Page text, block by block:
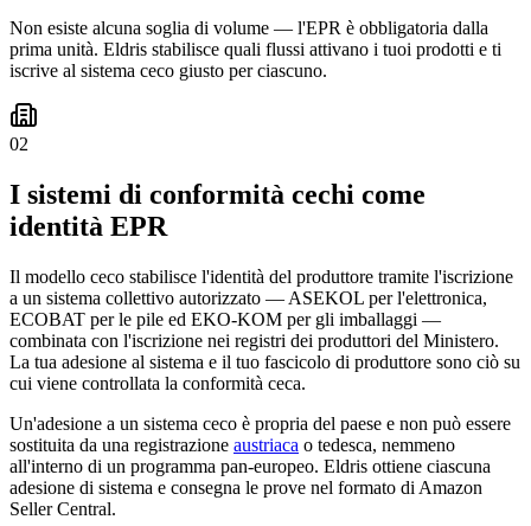
Non esiste alcuna soglia di volume — l'EPR è obbligatoria dalla
prima unità. Eldris stabilisce quali flussi attivano i tuoi prodotti e ti
iscrive al sistema ceco giusto per ciascuno.
02
I sistemi di conformità cechi come
identità EPR
Il modello ceco stabilisce l'identità del produttore tramite l'iscrizione
a un sistema collettivo autorizzato — ASEKOL per l'elettronica,
ECOBAT per le pile ed EKO-KOM per gli imballaggi —
combinata con l'iscrizione nei registri dei produttori del Ministero.
La tua adesione al sistema e il tuo fascicolo di produttore sono ciò su
cui viene controllata la conformità ceca.
Un'adesione a un sistema ceco è propria del paese e non può essere
sostituita da una registrazione austriaca o tedesca, nemmeno
all'interno di un programma pan-europeo. Eldris ottiene ciascuna
adesione di sistema e consegna le prove nel formato di Amazon
Seller Central.